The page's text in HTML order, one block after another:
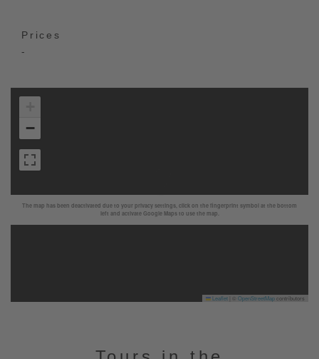
Prices
-
The map has been deactivated due to your privacy settings, click on the fingerprint symbol at the bottom
left and activate Google Maps to use the map.
−
Leaflet OpenStreetMapcontributors